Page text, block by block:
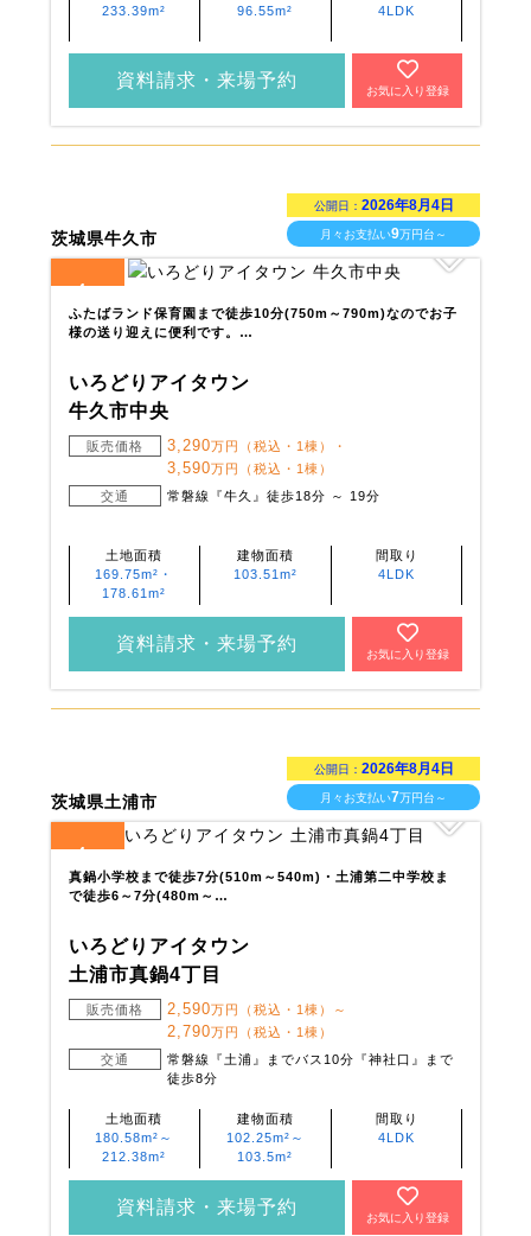
233.39m²
96.55m²
4LDK
資料請求・来場予約
お気に入り登録
茨城県牛久市
公開日： 2026年8月4日
月々お支払い9万円台～
4
ふたばランド保育園まで徒歩10分(750m～790m)なのでお子
様の送り迎えに便利です。…
いろどりアイタウン
牛久市中央
販売価格 3,290万円（税込・1棟）・
3,590万円（税込・1棟）
交通
常磐線『牛久』徒歩18分 ～ 19分
土地面積
169.75m²・
178.61m²
建物面積
103.51m²
間取り
4LDK
資料請求・来場予約
お気に入り登録
茨城県土浦市
公開日： 2026年8月4日
月々お支払い7万円台～
4
真鍋小学校まで徒歩7分(510m～540m)・土浦第二中学校ま
で徒歩6～7分(480m～…
いろどりアイタウン
土浦市真鍋4丁目
販売価格 2,590万円（税込・1棟）～
2,790万円（税込・1棟）
交通
常磐線『土浦』までバス10分『神社口』まで
徒歩8分
土地面積
180.58m²～
212.38m²
建物面積
102.25m²～
103.5m²
間取り
4LDK
資料請求・来場予約
お気に入り登録